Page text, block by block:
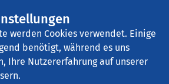
werden Cookies verwendet. Einige
benötigt, während es uns
Ihre Nutzererfahrung auf unserer
Osnabrück